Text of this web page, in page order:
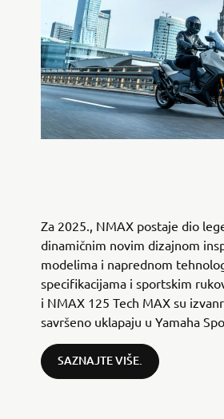
Za 2025., NMAX postaje dio
dinamičnim novim dizajnom
modelima i naprednom
specifikacijama i sportskim
i NMAX 125 Tech MAX su
savršeno uklapaju u Yamaha
SAZNAJTE VIŠE.